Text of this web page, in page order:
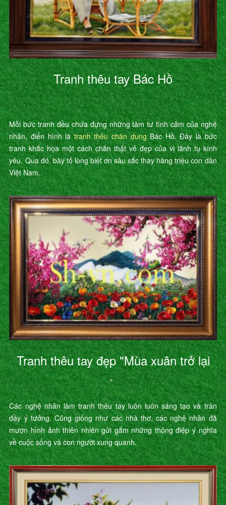
Tranh thêu tay Bác Hồ
Mỗi bức tranh đều chứa đựng những tâm tư tình cảm của nghệ
nhân, điển hình làtranh thêu chân dungBác Hồ. Đây là bức
tranh khắc họa một cách chân thật vẻ đẹp của vị lãnh tụ kính
yêu. Qua đó, bày tỏ lòng biết ơn sâu sắc thay hàng triệu con dân
Việt Nam.
Tranh thêu tay đẹp "Mùa xuân trở lại
"
Các nghệ nhân làm tranh thêu tay luôn luôn sáng tạo và tràn
đầy ý tưởng. Cũng giống như các nhà thơ, các nghệ nhân đã
mượn hình ảnh thiên nhiên gửi gắm những thông điệp ý nghĩa
về cuộc sống và con người xung quanh.